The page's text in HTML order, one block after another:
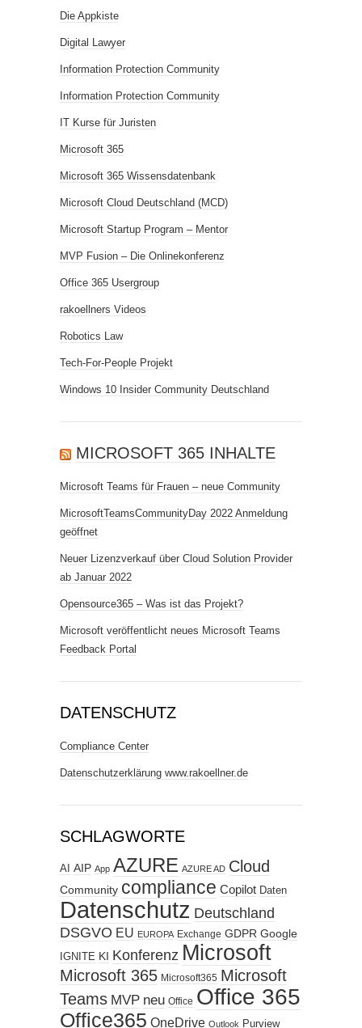
Die Appkiste
Digital Lawyer
Information Protection Community
Information Protection Community
IT Kurse für Juristen
Microsoft 365
Microsoft 365 Wissensdatenbank
Microsoft Cloud Deutschland (MCD)
Microsoft Startup Program – Mentor
MVP Fusion – Die Onlinekonferenz
Office 365 Usergroup
rakoellners Videos
Robotics Law
Tech-For-People Projekt
Windows 10 Insider Community Deutschland
MICROSOFT 365 INHALTE
Microsoft Teams für Frauen – neue Community
MicrosoftTeamsCommunityDay 2022 Anmeldung
geöffnet
Neuer Lizenzverkauf über Cloud Solution Provider
ab Januar 2022
Opensource365 – Was ist das Projekt?
Microsoft veröffentlicht neues Microsoft Teams
Feedback Portal
DATENSCHUTZ
Compliance Center
Datenschutzerklärung www.rakoellner.de
SCHLAGWORTE
AI AIP App AZURE AZURE AD Cloud
Community compliance Copilot Daten
Datenschutz Deutschland
DSGVO EU EUROPA Exchange GDPR Google
IGNITE KI Konferenz Microsoft
Microsoft 365 Microsoft365 Microsoft
Teams MVP neu Office Office 365
Office365 OneDrive Outlook Purview